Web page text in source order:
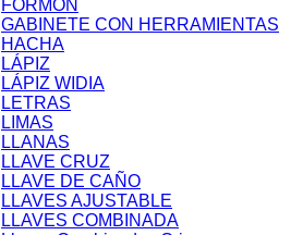
FORMON
GABINETE CON HERRAMIENTAS
HACHA
LÁPIZ
LÁPIZ WIDIA
LETRAS
LIMAS
LLANAS
LLAVE CRUZ
LLAVE DE CAÑO
LLAVES AJUSTABLE
LLAVES COMBINADA